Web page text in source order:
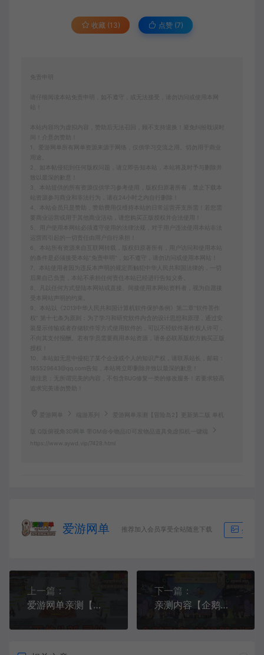
收藏 (13) 点赞 (7)
免责申明
请仔细阅读本站免责申明，如不遵守，或无法接受，请勿访问或使用本网
本站内容均为虚拟内容，赞助后无法召回，顾不支持退换！避免纠纷耽误时
间！介意勿赞助！
1、爱游网单所有网单资源来源于网络，仅供学习交流之用。切勿用于商业
2、如本帖侵犯到任何版权问题，请立即告知本站，本站将及时予与删除并
致以最深的歉意！
3、本站提供的所有资源仅供学习参考使用，版权归原著所有，禁止下载本
站资源参与商业和非法行为，请在24小时之内自行删除！
4、本站会员只是赞助，赞助费用仅维持本站的日常运营开支所需！若您需
要商业运营或用于其他商业活动，请您购买正版授权并合法使用！
5、用户使用本网站必须遵守使用的法律法规，对于用户违法使用本站非法
6、本站所有资源来自互联网转载，版权归原著所有，用户访问和使用本站
的条件是必须接受本站“免责申明”，如不遵守，请勿访问或使用本网站！
7、本站使用者因为违反本声明的规定而触犯中华人民共和国法律的，一切
后果自己负责，本站不承担任何责任本站已经进行告知义务。
8、凡以任何方式登陆本网站或直接、间接使用本网站资料者，视为自愿接
受本网站声明的约束。
9、本站以《2013中华人民共和国计算机软件保护条例》第二章"软件菩作
权” 第十七条为原则：为了学习和研究软件内含的设计思想和原理，通过安
装显示传输或者存储软件等方式使用软件的，可以不经软件著作权人许可，
不向其支付报酬。若有学员需要商用本站资源，请务必联系版权方购买正版
10、本站如无意中侵犯了某个企业或个人的知识产权，请联系站长，邮箱：
185529643@qq.com告知，本站将立即删除并致以最深的歉意！
请注意：无所谓完美的内容，不包含BUG修复一类的修改服务！若要求较高
追求完美请勿赞助！
爱游网单 端游系列 爱游网单亲测【冒险岛2】更新第二版 单机
版 Q版俯视角3D网单 带GM命令物品ID可发物品道具免虚拟机一键端
https://www.aywd.vip/7428.html
爱游网单 推荐加入会员享受全站随意下载 生成海
上一篇：
爱游网单亲测【天龙八部】寻仙单机版 GM工具 观山海 丰富时装坐骑 虚拟机一键端 视频安装教学+手工端文本教学
下一篇：
亲测内容【企鹅飞车】龙腾九霄新车新宠物带GM工具带CDK账号注册配套视频架设教学虚拟机一键端